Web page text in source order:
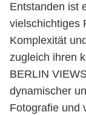
Entstanden ist
vielschichtiges
Komplexität
zugleich ihren
BERLIN
dynamischer
Fotografie und